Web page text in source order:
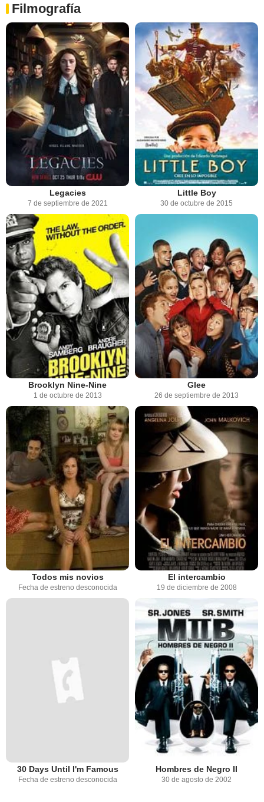
Filmografía
Legacies
7 de septiembre de 2021
Little Boy
30 de octubre de 2015
Brooklyn Nine-Nine
1 de octubre de 2013
Glee
26 de septiembre de 2013
Todos mis novios
Fecha de estreno desconocida
El intercambio
19 de diciembre de 2008
30 Days Until I'm Famous
Fecha de estreno desconocida
Hombres de Negro II
30 de agosto de 2002